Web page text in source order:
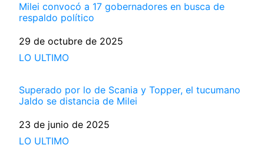
Milei convocó a 17 gobernadores en busca de
respaldo político
Fecha
29 de octubre de 2025
Respecto a
LO ULTIMO
Superado por lo de Scania y Topper, el tucumano
Jaldo se distancia de Milei
Fecha
23 de junio de 2025
Respecto a
LO ULTIMO